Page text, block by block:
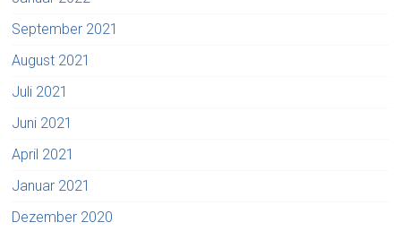
September 2021
August 2021
Juli 2021
Juni 2021
April 2021
Januar 2021
Dezember 2020